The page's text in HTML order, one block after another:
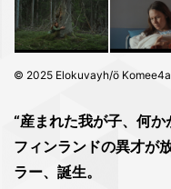
© 2025 Elokuvayh/ö
“産まれた我が子、何か
フィンランドの異才が
ラー、誕生。